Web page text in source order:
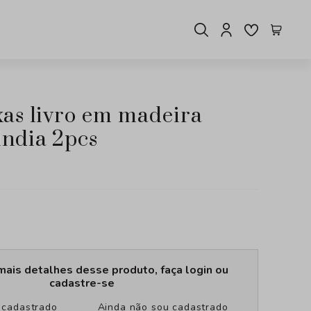
2pcs
detalhes desse produto, faça login ou
cadastre-se
Ainda não sou cadastrado